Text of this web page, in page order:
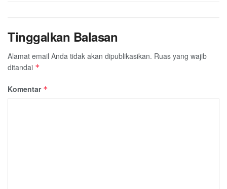
Tinggalkan Balasan
Alamat email Anda tidak akan dipublikasikan. Ruas yang wajib
ditandai *
Komentar *